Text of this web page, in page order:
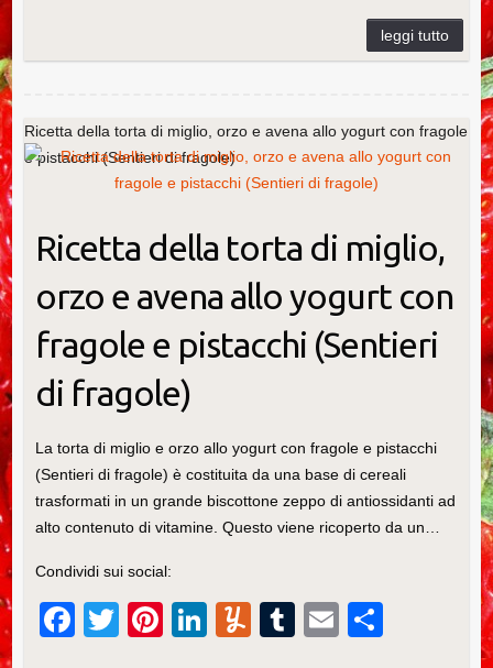
o
k
n
vi
di
Ricetta della torta di miglio, orzo e avena allo yogurt con fragole
e pistacchi (Sentieri di fragole)
Ricetta della torta di miglio,
orzo e avena allo yogurt con
fragole e pistacchi (Sentieri
di fragole)
La torta di miglio e orzo allo yogurt con fragole e pistacchi
(Sentieri di fragole) è costituita da una base di cereali
trasformati in un grande biscottone zeppo di antiossidanti ad
alto contenuto di vitamine. Questo viene ricoperto da un…
Condividi sui social:
F
T
Pi
Li
Y
T
E